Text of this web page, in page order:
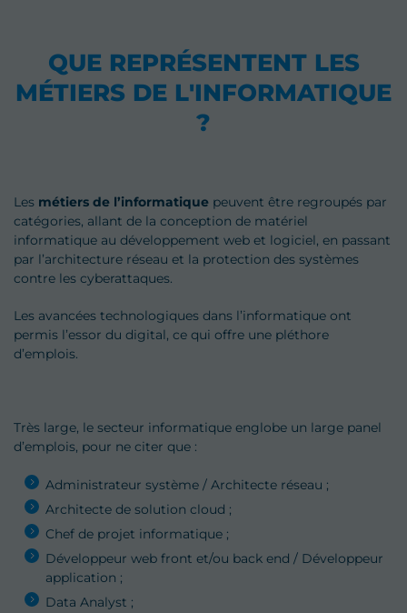
QUE REPRÉSENTENT LES
MÉTIERS DE L'INFORMATIQUE
?
Les métiers de l’informatique peuvent être regroupés par
catégories, allant de la conception de matériel
informatique au développement web et logiciel, en passant
par l’architecture réseau et la protection des systèmes
contre les cyberattaques.
Les avancées technologiques dans l’informatique ont
permis l’essor du digital, ce qui offre une pléthore
d’emplois.
Très large, le secteur informatique englobe un large panel
d’emplois, pour ne citer que :
Administrateur système / Architecte réseau ;
Architecte de solution cloud ;
Chef de projet informatique ;
Développeur web front et/ou back end / Développeur
application ;
Data Analyst ;